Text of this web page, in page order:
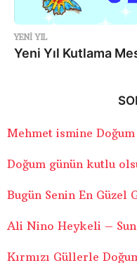
YENI YIL
Yeni Yıl Kutlama
Mehmet ismine
Doğum günün kutlu
Bugün Senin En Güzel
Ali Nino Heykeli –
Kırmızı Güllerle